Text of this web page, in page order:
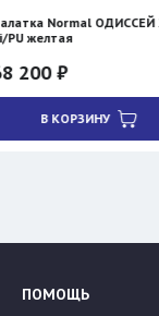
ОДИССЕЙ 2
ПОМОЩЬ